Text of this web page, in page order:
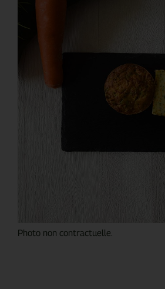
Photo non contractuelle.